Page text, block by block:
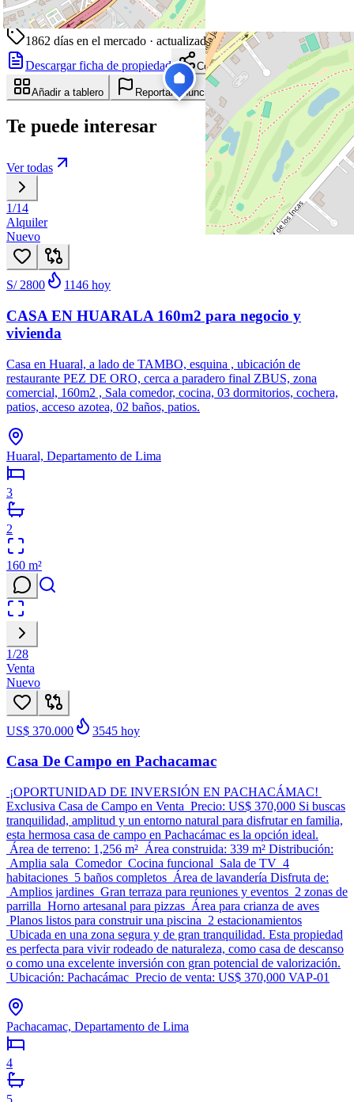
30 de junio de 2021
1862 días en el mercado · actualizado hace 9 días
Descargar ficha de propiedad
Compartir
Añadir a tablero Reportar anuncio
Te puede interesar
Ver todas
1/14
Alquiler
Nuevo
S/ 2800 1146 hoy
CASA EN HUARALA 160m2 para negocio y
vivienda
Casa en Huaral, a lado de TAMBO, esquina , ubicación de
restaurante PEZ DE ORO, cerca a paradero final ZBUS, zona
comercial, 160m2 , Sala comedor, cocina, 03 dormitorios, cochera,
patios, acceso azotea, 02 baños, patios.
Huaral, Departamento de Lima
3
2
160 m²
1/28
Venta
Nuevo
US$ 370.000 3545 hoy
Casa De Campo en Pachacamac
¡OPORTUNIDAD DE INVERSIÓN EN PACHACÁMAC!
Exclusiva Casa de Campo en Venta Precio: US$ 370,000 Si buscas
tranquilidad, amplitud y un entorno natural para disfrutar en familia,
esta hermosa casa de campo en Pachacámac es la opción ideal.
Área de terreno: 1,256 m² Área construida: 339 m² Distribución:
Amplia sala Comedor Cocina funcional Sala de TV 4
habitaciones 5 baños completos Área de lavandería Disfruta de:
Amplios jardines Gran terraza para reuniones y eventos 2 zonas de
parrilla Horno artesanal para pizzas Área para crianza de aves
Planos listos para construir una piscina 2 estacionamientos
Ubicada en una zona segura y de gran tranquilidad. Esta propiedad
es perfecta para vivir rodeado de naturaleza, como casa de descanso
o como una excelente inversión con gran potencial de valorización.
Ubicación: Pachacámac Precio de venta: US$ 370,000 VAP-01
Pachacamac, Departamento de Lima
4